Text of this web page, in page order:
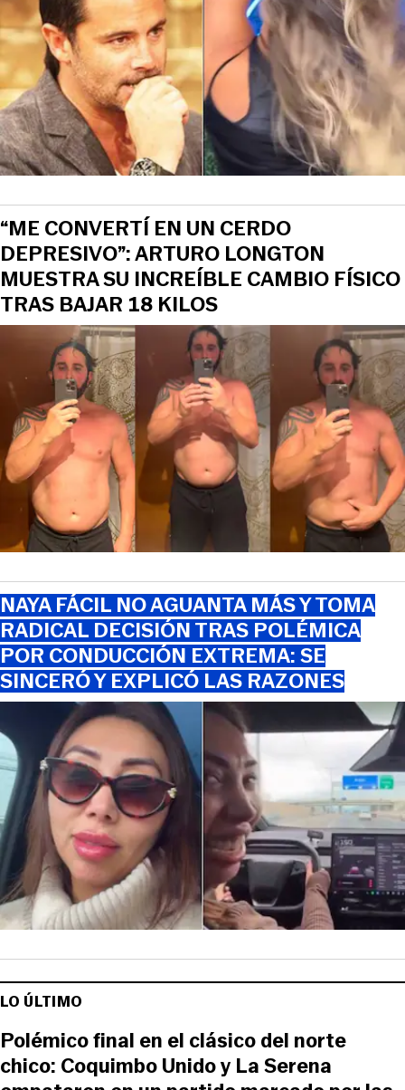
“ME CONVERTÍ EN UN CERDO
DEPRESIVO”: ARTURO LONGTON
MUESTRA SU INCREÍBLE CAMBIO FÍSICO
TRAS BAJAR 18 KILOS
NAYA FÁCIL NO AGUANTA MÁS Y TOMA
RADICAL DECISIÓN TRAS POLÉMICA
POR CONDUCCIÓN EXTREMA: SE
SINCERÓ Y EXPLICÓ LAS RAZONES
LO ÚLTIMO
Polémico final en el clásico del norte
chico: Coquimbo Unido y La Serena